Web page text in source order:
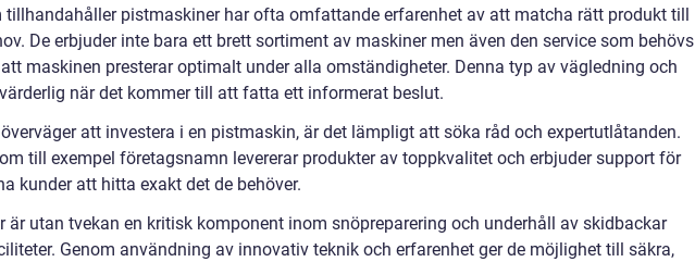
tillhandahåller pistmaskiner har ofta omfattande erfarenhet av att matcha rätt produkt till
De erbjuder inte bara ett brett sortiment av maskiner men även den service som behövs
maskinen presterar optimalt under alla omständigheter. Denna typ av vägledning och
när det kommer till att fatta ett informerat beslut.
att investera i en pistmaskin, är det lämpligt att söka råd och expertutlåtanden.
till exempel företagsnamn levererar produkter av toppkvalitet och erbjuder support för
kunder att hitta exakt det de behöver.
är utan tvekan en kritisk komponent inom snöpreparering och underhåll av skidbackar
Genom användning av innovativ teknik och erfarenhet ger de möjlighet till säkra,